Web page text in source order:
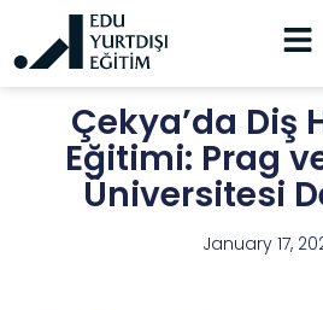
Çekya’da Diş
Eğitimi: Prag
Üniversitesi
January 17,